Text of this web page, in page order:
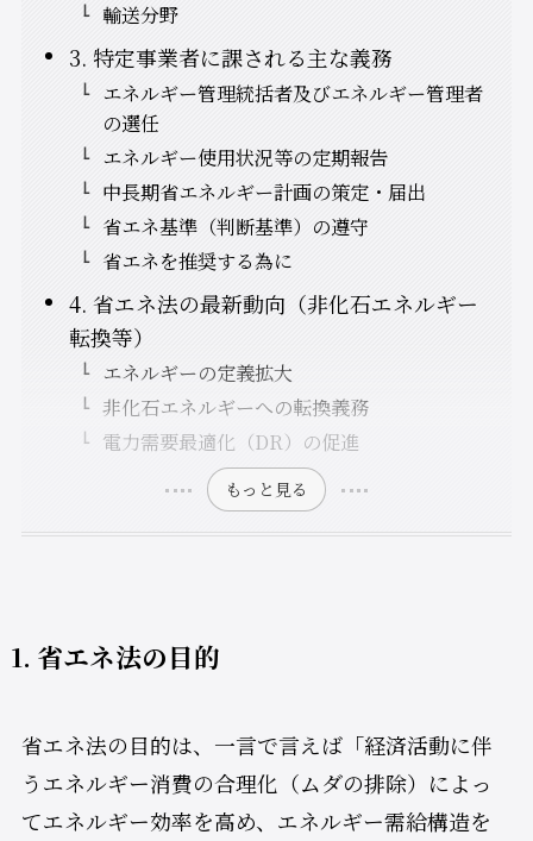
輸送分野
3. 特定事業者に課される主な義務
エネルギー管理統括者及びエネルギー管理者
の選任
エネルギー使用状況等の定期報告
中長期省エネルギー計画の策定・届出
省エネ基準（判断基準）の遵守
省エネを推奨する為に
4. 省エネ法の最新動向（非化石エネルギー
転換等）
エネルギーの定義拡大
非化石エネルギーへの転換義務
電力需要最適化（DR）の促進
もっと見る
1. 省エネ法の目的
省エネ法の目的は、一言で言えば「経済活動に伴
うエネルギー消費の合理化（ムダの排除）によっ
てエネルギー効率を高め、エネルギー需給構造を